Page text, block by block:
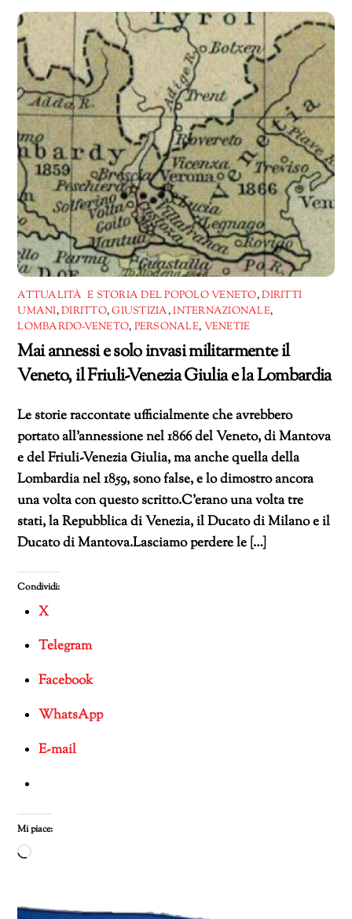
corso…
ATTUALITÀ E STORIA DEL POPOLO VENETO,DIRITTI
UMANI,DIRITTO,GIUSTIZIA,INTERNAZIONALE,
LOMBARDO-VENETO, PERSONALE, VENETIE
Mai annessi e solo invasi militarmente il
Veneto, il Friuli-Venezia Giulia e la Lombardia
Le storie raccontate ufficialmente che avrebbero
portato all’annessione nel 1866 del Veneto, di Mantova
e del Friuli-Venezia Giulia, ma anche quella della
Lombardia nel 1859, sono false, e lo dimostro ancora
una volta con questo scritto.C’erano una volta tre
stati, la Repubblica di Venezia, il Ducato di Milano e il
Ducato di Mantova.Lasciamo perdere le […]
Condividi:
X
Telegram
Facebook
WhatsApp
E-mail
Mi piace:
Caricamento